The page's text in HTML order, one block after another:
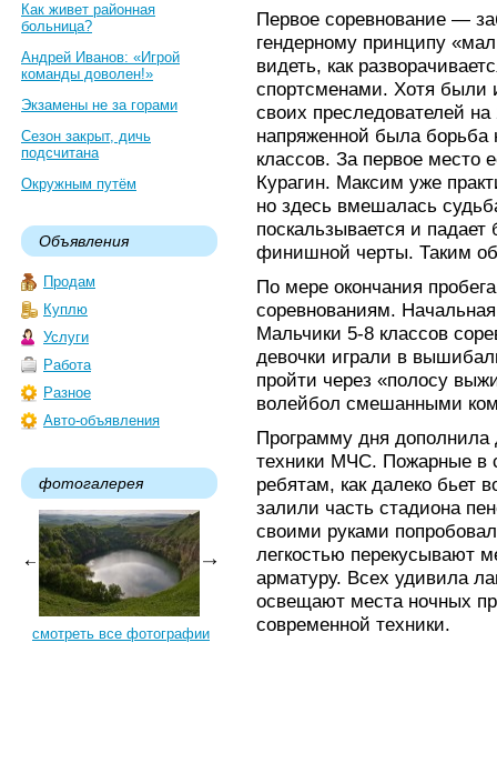
Как живет районная
больница?
Андрей Иванов: «Игрой
команды доволен!»
Экзамены не за горами
Сезон закрыт, дичь
подсчитана
Окружным путём
Объявления
Продам
Куплю
Услуги
Работа
Разное
Авто-объявления
фотогалерея
смотреть все фотографии
Первое соревнование —
гендерному принципу
видеть, как
спортсменами. Хотя
своих преследователей
напряженной была
классов. За первое место
Курагин. Максим уже
но здесь вмешалась
поскальзывается и падает
финишной черты. Таким
По мере окончания
соревнованиям.
Мальчики 5-8 классов
девочки играли в
пройти через «полосу
волейбол смешанными
Программу дня дополнила
техники МЧС. Пожарные в
ребятам, как далеко бьет
залили часть стадиона
своими руками
легкостью перекусывают
арматуру. Всех удивила
освещают места ночных
современной техники.